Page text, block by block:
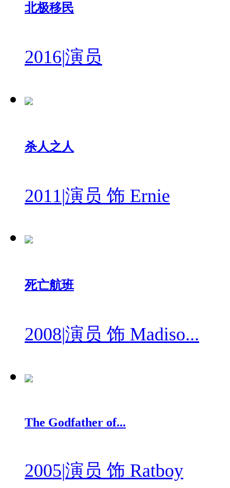
北极移民
2016|演员
杀人之人
2011|演员 饰 Ernie
死亡航班
2008|演员 饰 Madiso...
The Godfather of...
2005|演员 饰 Ratboy